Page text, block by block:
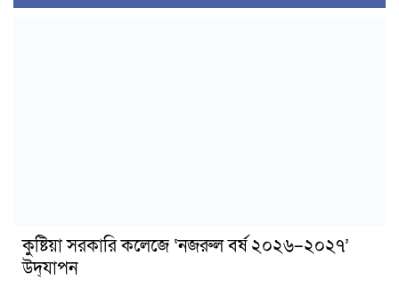
কুষ্টিয়া সরকারি কলেজে ‘নজরুল বর্ষ ২০২৬–২০২৭’
উদ্‌যাপন